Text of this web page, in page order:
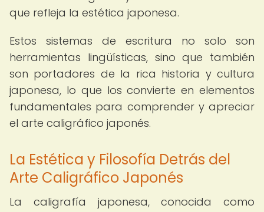
que refleja la estética japonesa.
Estos sistemas de escritura no solo son
herramientas lingüísticas, sino que también
son portadores de la rica historia y cultura
japonesa, lo que los convierte en elementos
fundamentales para comprender y apreciar
el arte caligráfico japonés.
La Estética y Filosofía Detrás del
Arte Caligráfico Japonés
La caligrafía japonesa, conocida como